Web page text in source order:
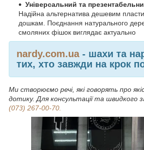
Універсальний та
Надійна альтернатива дешевим
дошкам. Поєднання натурального
смоляних фішок виглядає актуально
nardy.com.ua- шахи та
тих, хто завжди на крок
Ми створюємо речі, які говорять про
дотику. Для консультації та швидкого
(073) 267-00-70.